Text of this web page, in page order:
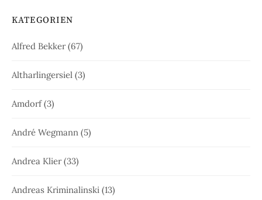
KATEGORIEN
Alfred Bekker(67)
Altharlingersiel (3)
Amdorf(3)
André Wegmann (5)
Andrea Klier(33)
Andreas Kriminalinski (13)